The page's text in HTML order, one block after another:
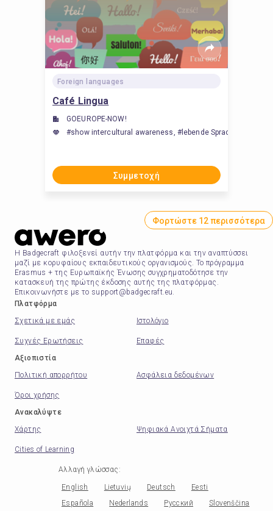
Foreign languages
Café Lingua
GOEUROPE-NOW!
#show intercultural awareness, #lebende Sprachen,
Συμμετοχή
Φορτώστε 12 περισσότερα
Η Badgecraft φιλοξενεί αυτήν την πλατφόρμα και την αναπτύσσει
μαζί με κορυφαίους εκπαιδευτικούς οργανισμούς. Το πρόγραμμα
Erasmus + της Ευρωπαϊκής Ένωσης συγχρηματοδότησε την
κατασκευή της πρώτης έκδοσης αυτής της πλατφόρμας.
Επικοινωνήστε με το support@badgecraft.eu.
Πλατφόρμα
Σχετικά με εμάς
Ιστολόγιο
Συχνές Ερωτήσεις
Επαφές
Αξιοπιστία
Πολιτική απορρήτου
Ασφάλεια δεδομένων
Όροι χρήσης
Ανακαλύψτε
Χάρτης
Ψηφιακά Ανοιχτά Σήματα
Cities of Learning
Αλλαγή γλώσσας :
English Lietuvių Deutsch
Eesti
Española
Nederlands Русский Slovenščina